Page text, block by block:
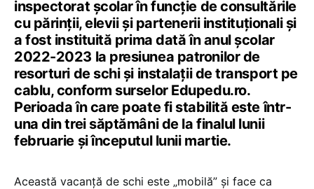
inspectorat școlar în funcție de consultările
cu părinții, elevii și partenerii instituționali și
a fost instituită prima dată în anul școlar
2022-2023 la presiunea patronilor de
resorturi de schi și instalații de transport pe
cablu, conform surselor Edupedu.ro.
Perioada în care poate fi stabilită este într-
una din trei săptămâni de la finalul lunii
februarie și începutul lunii martie.
Această vacanță de schi este „mobilă” și face ca